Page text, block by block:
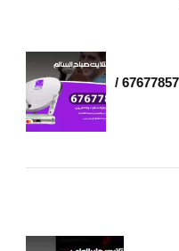
رقم فني ستلايت صباح السالم / 67677857 /